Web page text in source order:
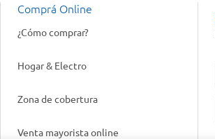
Comprá Online
¿Cómo comprar?
Hogar & Electro
Zona de cobertura
Venta mayorista online